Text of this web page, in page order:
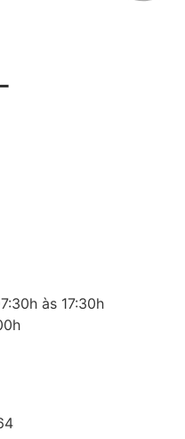
às 17:30h